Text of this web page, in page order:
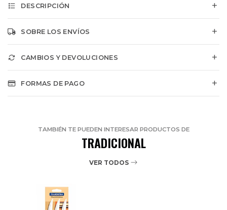
DESCRIPCIÓN
SOBRE LOS ENVÍOS
CAMBIOS Y DEVOLUCIONES
FORMAS DE PAGO
TAMBIÉN TE PUEDEN INTERESAR PRODUCTOS DE
TRADICIONAL
VER TODOS